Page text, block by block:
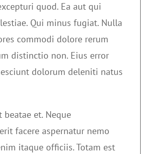
quod. Ea aut qui
Qui minus fugiat. Nulla
commodi dolore rerum
distinctio non. Eius error
dolorum deleniti natus
beatae et. Neque
facere aspernatur nemo
itaque officiis. Totam est